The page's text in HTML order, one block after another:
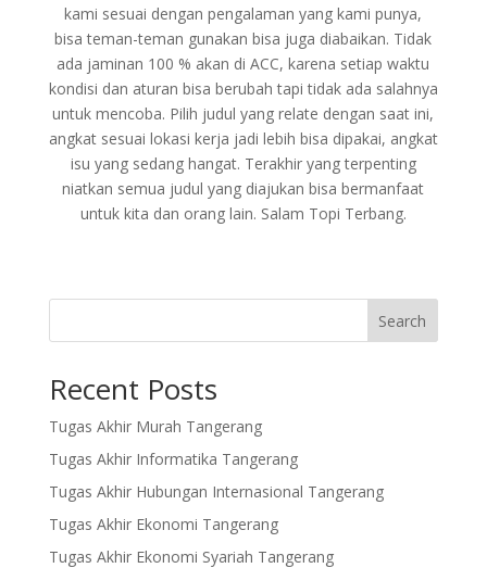
kami sesuai dengan pengalaman yang kami punya,
bisa teman-teman gunakan bisa juga diabaikan. Tidak
ada jaminan 100 % akan di ACC, karena setiap waktu
kondisi dan aturan bisa berubah tapi tidak ada salahnya
untuk mencoba. Pilih judul yang relate dengan saat ini,
angkat sesuai lokasi kerja jadi lebih bisa dipakai, angkat
isu yang sedang hangat. Terakhir yang terpenting
niatkan semua judul yang diajukan bisa bermanfaat
untuk kita dan orang lain. Salam Topi Terbang.
Search
Recent Posts
Tugas Akhir Murah Tangerang
Tugas Akhir Informatika Tangerang
Tugas Akhir Hubungan Internasional Tangerang
Tugas Akhir Ekonomi Tangerang
Tugas Akhir Ekonomi Syariah Tangerang